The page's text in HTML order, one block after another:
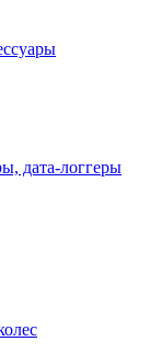
дата-логгеры